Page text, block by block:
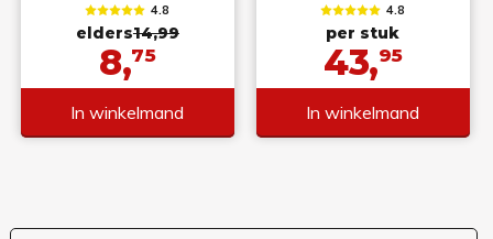
4.8
elders14,99
8,75
In winkelmand
4.8
per stuk
43,95
In winkelmand